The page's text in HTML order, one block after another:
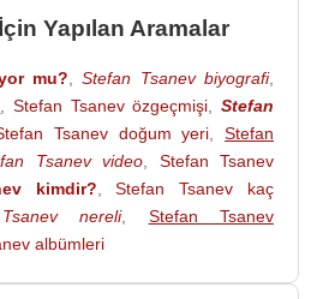
ödüllendirilmiştir.
konusu, birey ile
kaynaklanan gerilim
Yaptığı yergi ve taşlamalarla,
tüm toplumsal yapıları ayyuka
Doroteya Toncheva ile
ve Yana Tsaneva adında
Yapılan Aramalar
mu? ,Stefan Tsanev biyografi,
,Stefan Tsanev özgeçmişi ,Stefan
Tsanev doğum yeri ,Stefan
Tsanev video
Stefan Tsanev
kimdir? ,Stefan Tsanev kaç
nereli, Stefan Tsanev
albümleri